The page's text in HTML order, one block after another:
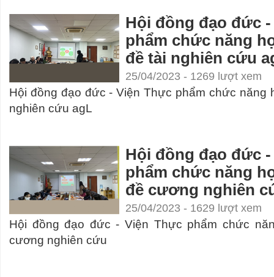
Hội đồng đạo đức
phẩm chức năng
đề tài nghiên cứu
25/04/2023 - 1269 lượt xem
Hội đồng đạo đức - Viện Thực phẩm chức năng
nghiên cứu agL
Hội đồng đạo đức
phẩm chức năng
đề cương nghiên
25/04/2023 - 1629 lượt xem
Hội đồng đạo đức - Viện Thực phẩm chức
cương nghiên cứu